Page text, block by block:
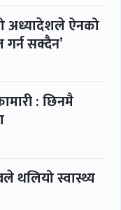
अध्यादेशले ऐनको
गर्न सक्दैन’
: छिनमै
थलियो स्वास्थ्य